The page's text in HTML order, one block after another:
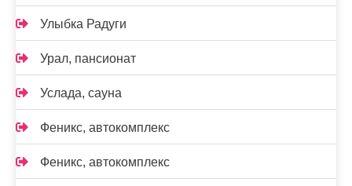
Улыбка Радуги
Урал, пансионат
Услада, сауна
Феникс, автокомплекс
Феникс, автокомплекс